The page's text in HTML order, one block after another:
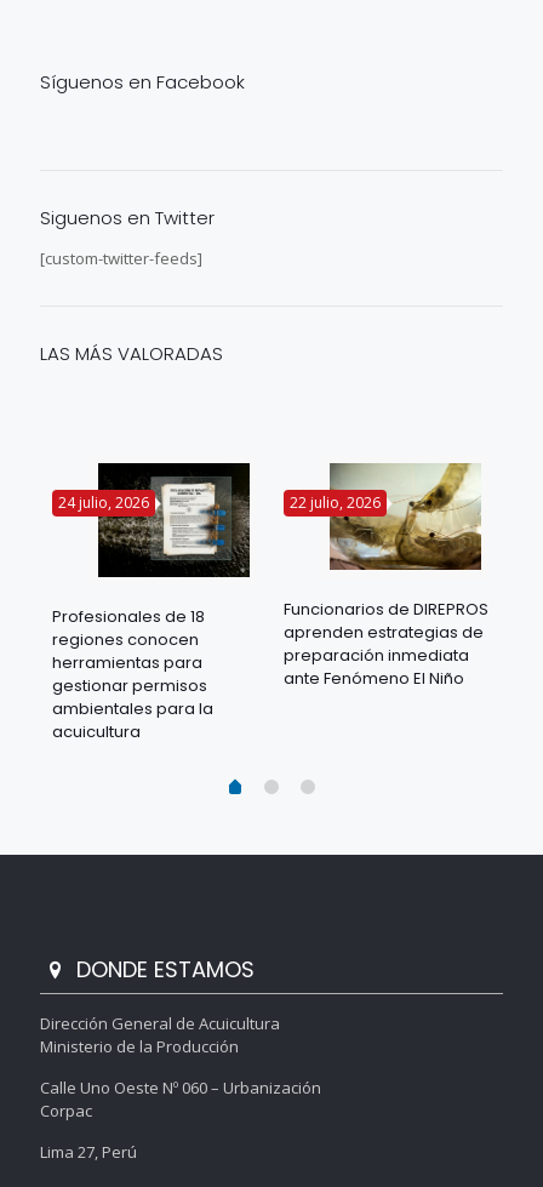
Síguenos en Facebook
Siguenos en Twitter
[custom-twitter-feeds]
LAS MÁS VALORADAS
24 julio, 2026
Profesionales de 18
regiones conocen
herramientas para
gestionar permisos
ambientales para la
acuicultura
22 julio, 2026
Funcionarios de DIREPROS
aprenden estrategias de
preparación inmediata
ante Fenómeno El Niño
DONDE ESTAMOS
Dirección General de Acuicultura
Ministerio de la Producción
Calle Uno Oeste Nº 060 – Urbanización
Corpac
Lima 27, Perú